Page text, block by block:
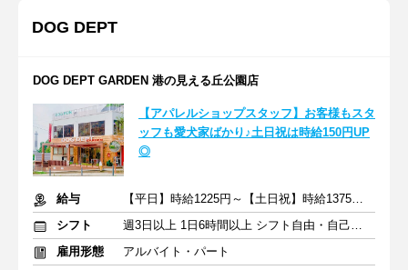
DOG DEPT
DOG DEPT GARDEN 港の見える丘公園店
【アパレルショップスタッフ】お客様もスタ
ッフも愛犬家ばかり♪土日祝は時給150円UP
◎
給与
【平日】時給1225円～【土日祝】時給1375円～ ※交通費規定支給
シフト
週3日以上 1日6時間以上 シフト自由・自己申告
雇用形態
アルバイト・パート